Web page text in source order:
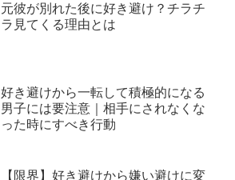
元彼が別れた後に好き避け？チラチ
ラ見てくる理由とは
好き避けから一転して積極的になる
男子には要注意｜相手にされなくな
った時にすべき行動
【限界】好き避けから嫌い避けに変